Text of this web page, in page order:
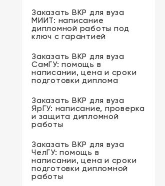
Заказать ВКР для вуза
МИИТ: написание
дипломной работы под
ключ с гарантией
Заказать ВКР для вуза
СамГУ: помощь в
написании, цена и сроки
подготовки диплома
Заказать ВКР для вуза
ЯрГУ: написание, проверка
и защита дипломной
работы
Заказать ВКР для вуза
ЧелГУ: помощь в
написании, цена и сроки
подготовки дипломной
работы